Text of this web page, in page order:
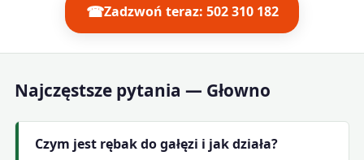
☎Zadzwoń teraz: 502 310 182
Najczęstsze pytania — Głowno
Czym jest rębak do gałęzi i jak działa?